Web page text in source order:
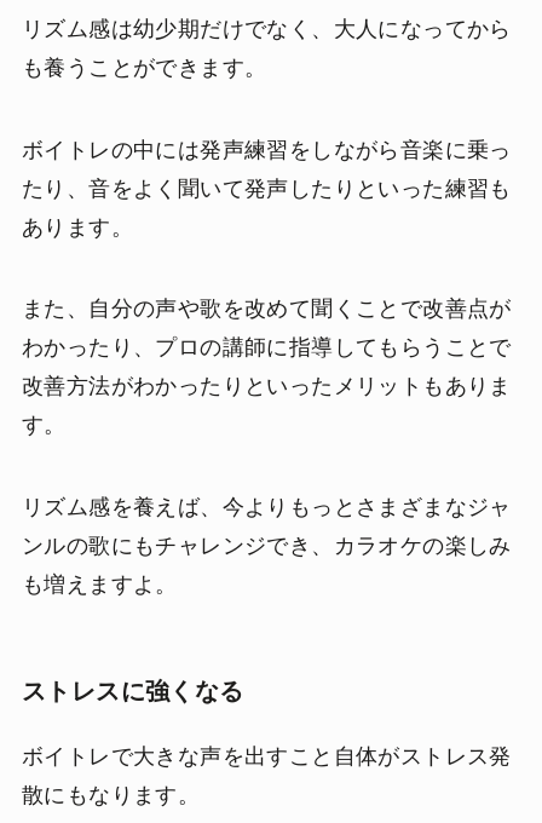
リズム感は幼少期だけでなく、大人になってから
も養うことができます。
ボイトレの中には発声練習をしながら音楽に乗っ
たり、音をよく聞いて発声したりといった練習も
あります。
また、自分の声や歌を改めて聞くことで改善点が
わかったり、プロの講師に指導してもらうことで
改善方法がわかったりといったメリットもありま
す。
リズム感を養えば、今よりもっとさまざまなジャ
ンルの歌にもチャレンジでき、カラオケの楽しみ
も増えますよ。
ストレスに強くなる
ボイトレで大きな声を出すこと自体がストレス発
散にもなります。